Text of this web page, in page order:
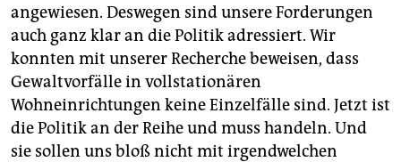
angewiesen. Deswegen sind unsere Forderungen
auch ganz klar an die Politik adressiert. Wir
konnten mit unserer Recherche beweisen, dass
Gewaltvorfälle in vollstationären
Wohneinrichtungen keine Einzelfälle sind. Jetzt ist
die Politik an der Reihe und muss handeln. Und
sie sollen uns bloß nicht mit irgendwelchen